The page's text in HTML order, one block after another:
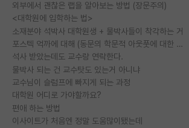
외부에서 괜찮은 랩을 알아보는 방법 (장문주의)
<대학원에 입학하는 법>
소재분야 석박사 대학원생 + 물박사들이 착각하는 거
포스텍 억까에 대해 (동문의 학문적 아웃풋에 대한 반박)
석사 받았는데도 교수랑 연락한다.
물박사 되는 건 교수탓도 있는거 아니냐
교수님이 슬럼프에 빠지게 되는 과정
대학원 어디로 가야할까요?
편애 하는 방법
이사이트가 처음엔 정말 도움많이됐는데